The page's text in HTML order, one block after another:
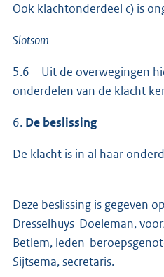
Ook klachtonderdeel c) is
Slotsom
5.6 Uit de overwegingen
onderdelen van de klacht
6. De beslissing
De klacht is in al haar
Deze beslissing is gegeven
Dresselhuys-Doeleman,
Betlem, leden-
Sijtsema, secretaris.